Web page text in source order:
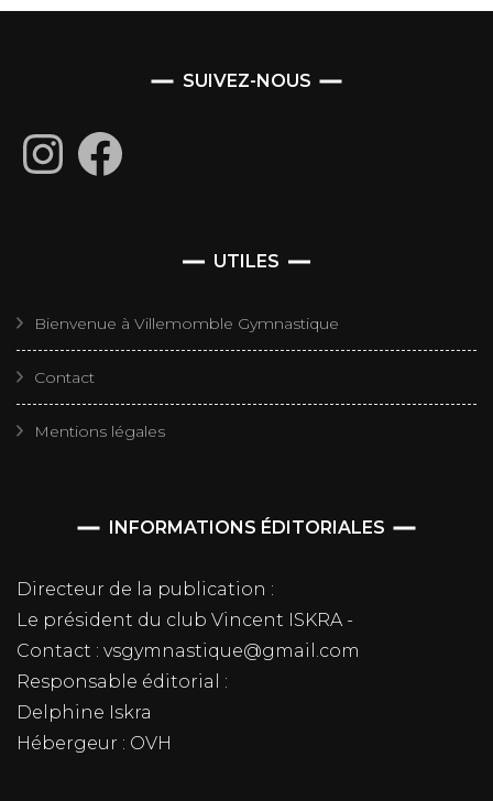
SUIVEZ-NOUS
InstagramFacebook
UTILES
Bienvenue à Villemomble Gymnastique
Contact
Mentions légales
INFORMATIONS ÉDITORIALES
Directeur de la publication :
Le président du club Vincent ISKRA -
Contact : vsgymnastique@gmail.com
Responsable éditorial :
Delphine Iskra
Hébergeur : OVH